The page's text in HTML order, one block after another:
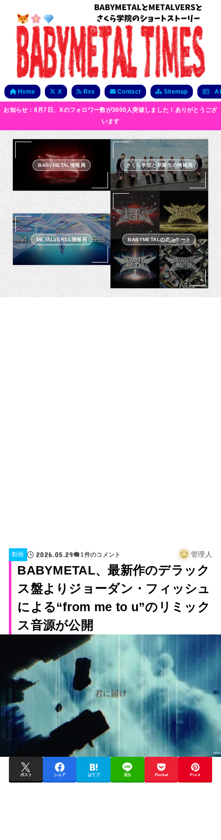
Home X Rss Contact Sitemap
お知らせ：8月7日、Xのフォロワー数が3000人突破しました！ありがとうござ
います
BABYMETAL情報局 さくら学院と卒業生の情報局
METALVERSE情報局 BABYMETALのアンケート
動画 2026.05.29 1件のコメント 管理人
BABYMETAL、最新作のデラック
ス盤よりジョーダン・フィッシュ
による“from me to u”のリミック
ス音源が公開
ポスト シェア はてブ 送る Pocket Pin it